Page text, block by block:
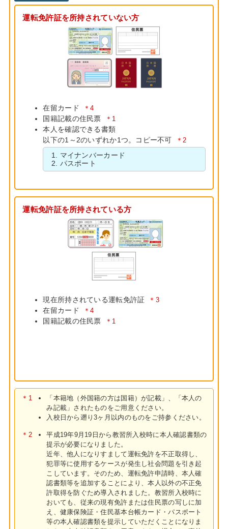
運転免許証を所持されていない方
在留カード ＊4
国籍記載の住民票 ＊1
本人を確認できる書類
以下の1～2のいずれか1つ。コピー不可
＊2
マイナンバーカード
パスポート
運転免許証を所持されている方
現在所持されている運転免許証 ＊3
在留カード ＊4
国籍記載の住民票 ＊1
＊1
「本籍地（外国籍の方は国籍）が記載」、「本人の
み記載」されたものをご用意ください。
入校日から遡り3ヶ月以内のものをご持参ください。
＊2
平成19年9月19日から教習所入校時に本人確認書類の
提示が必要になりました。
近年、他人になりすまして運転免許を不正取得し、
犯罪等に使用するケースが発生し社会問題を引き起
こしています。そのため、運転免許申請時、本人確
認書類等を追加することにより、本人以外の不正免
許取得を防ぐため導入されました。教習所入校時に
おいても、従来の現有免許または住民票の写しに加
え、健康保険証・住民基本台帳カード・パスポート
等の本人確認書類を提示していただくことになりま